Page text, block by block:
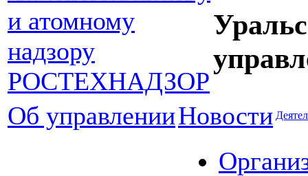
Об управленииНовости